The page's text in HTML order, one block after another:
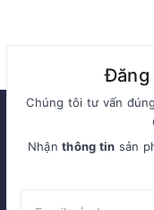
Đăng
Chúng tôi tư vấn
Nhậnthông tin sản